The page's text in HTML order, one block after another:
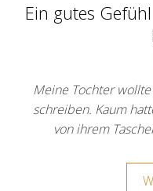
Ein gutes
Meine Tochter
schreiben. Kaum
von ihrem